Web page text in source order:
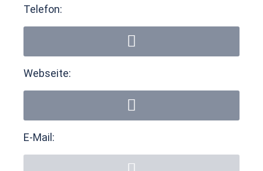
Telefon:
Webseite:
E-Mail: